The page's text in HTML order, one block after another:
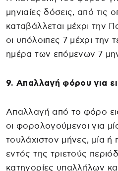
μηνιαίες δόσεις, από τις
καταβάλλεται μέχρι την
οι υπόλοιπες 7 μέχρι την
ημέρα των επόμενων 7
9. Απαλλαγή φόρου για
Απαλλαγή από το φόρο
οι φορολογούμενοι για
τουλάχιστον μήνες, μία ή
εντός της τριετούς
κατηγορίες υπαλλήλων